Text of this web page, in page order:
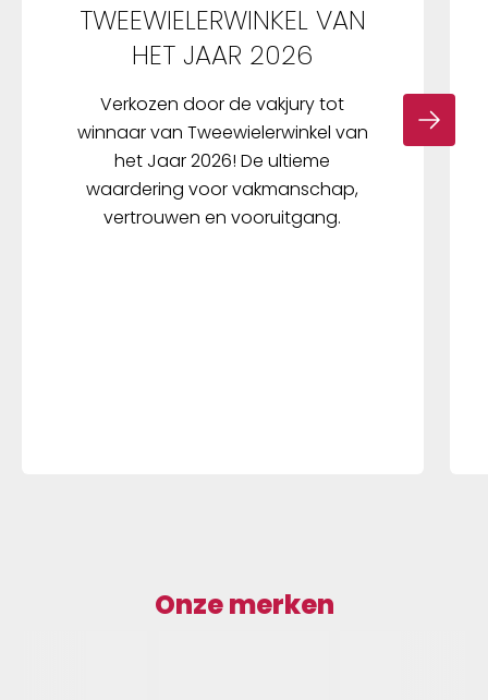
TWEEWIELERWINKEL VAN
HET JAAR 2026
Verkozen door de vakjury tot
winnaar van Tweewielerwinkel van
het Jaar 2026! De ultieme
waardering voor vakmanschap,
vertrouwen en vooruitgang.
Onze merken